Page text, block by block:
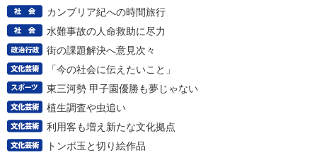
カンブリア紀への時間旅行
水難事故の人命救助に尽力
街の課題解決へ意見次々
「今の社会に伝えたいこと」
東三河勢 甲子園優勝も夢じゃない
植生調査や虫追い
利用客も増え新たな文化拠点
トンボ玉と切り絵作品